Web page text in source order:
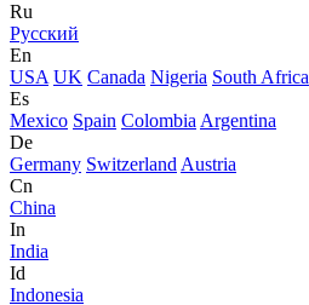
Ru
Русский
En
USA UK Canada Nigeria South Africa
Es
Mexico Spain Colombia Argentina
De
Germany Switzerland Austria
Cn
China
In
India
Id
Indonesia